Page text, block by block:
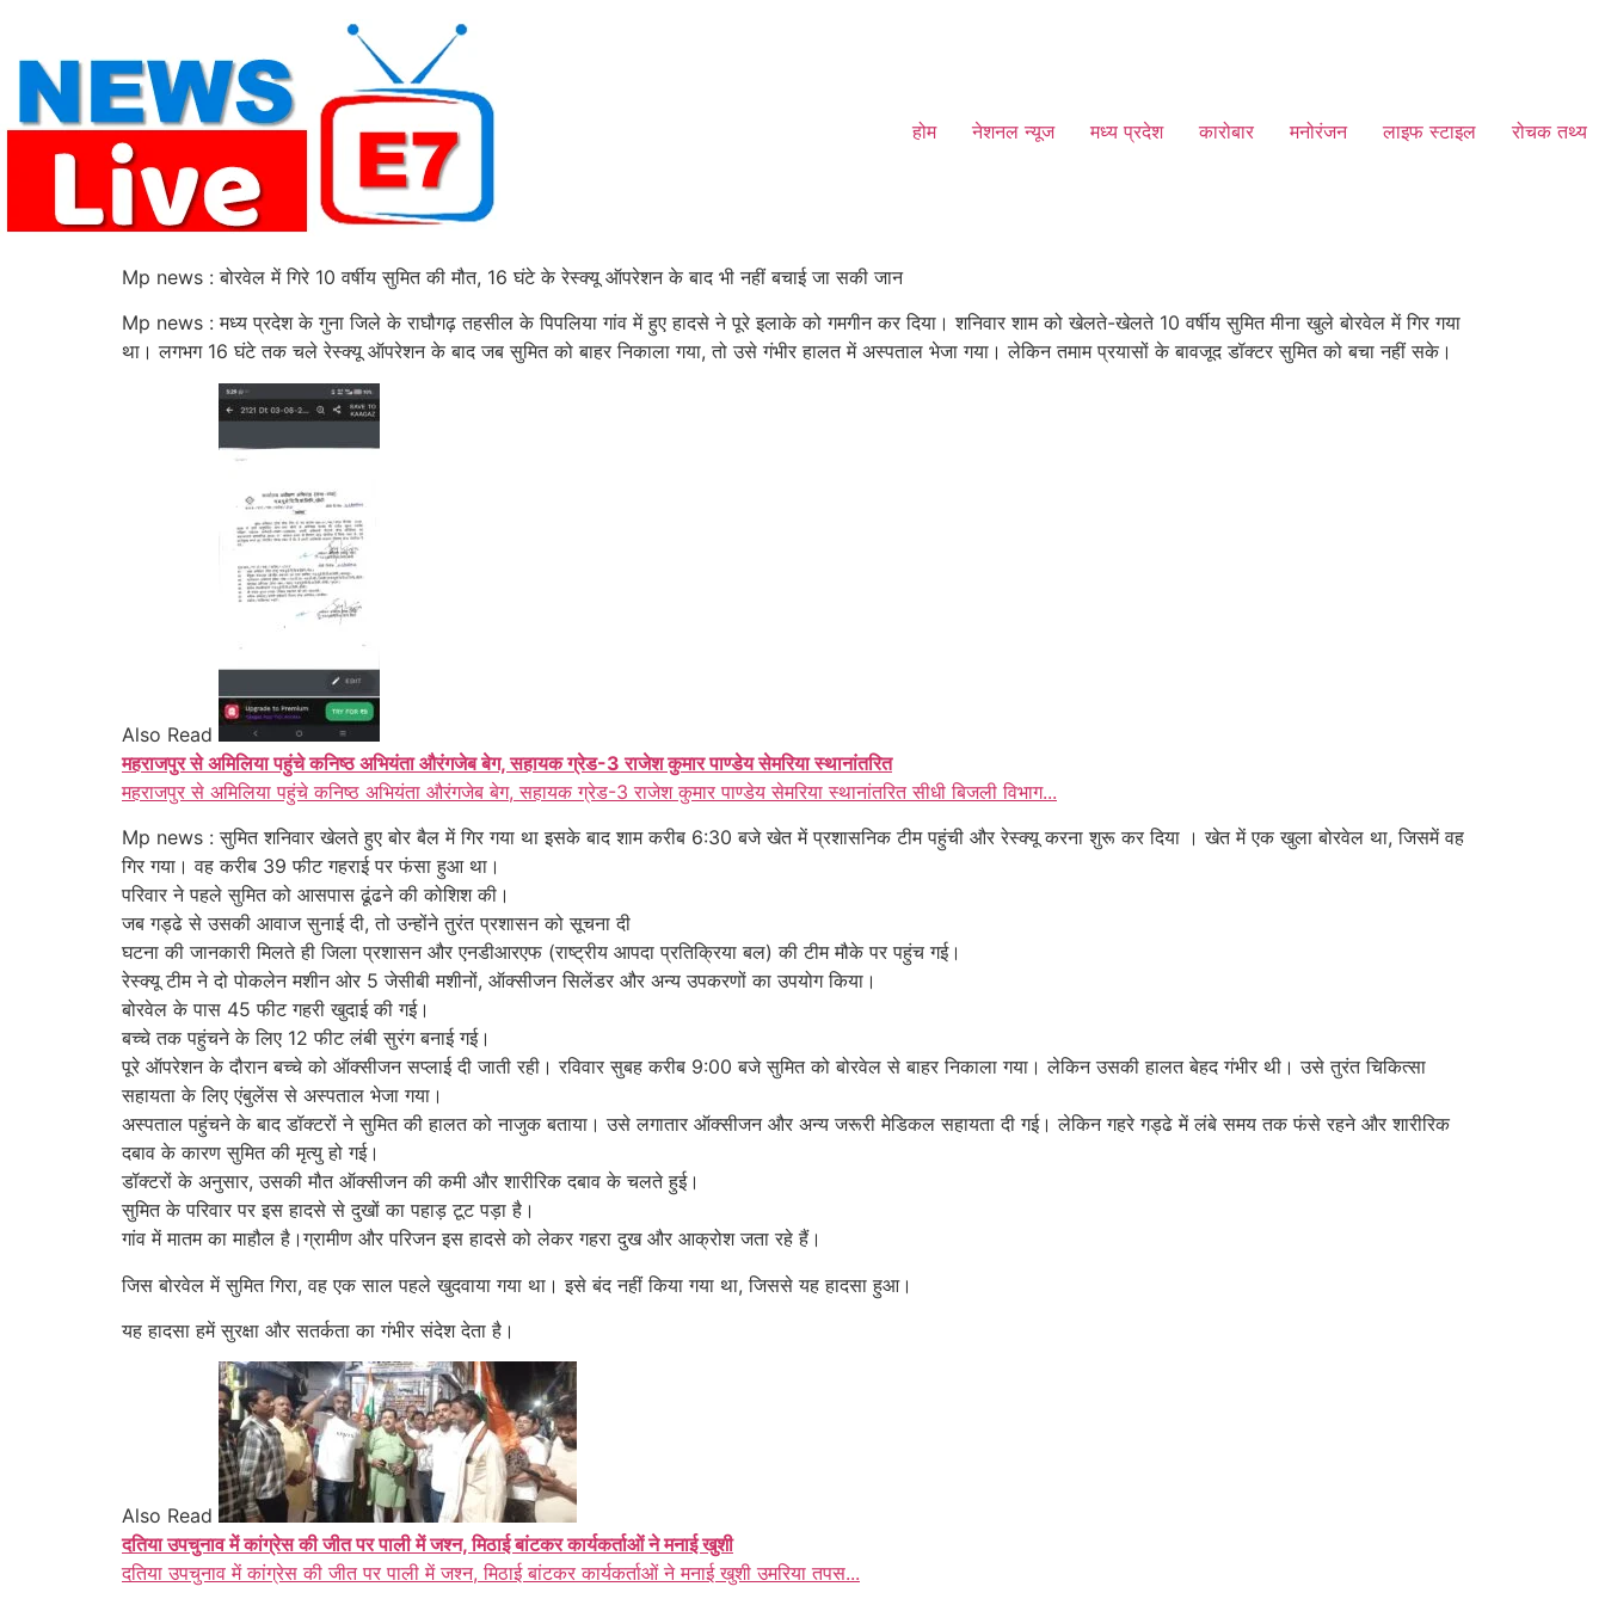
content
होम नेशनल न्यूज मध्य प्रदेश कारोबार मनोरंजन लाइफ स्टाइल रोचक तथ्य
Mp news : बोरवेल में गिरे 10 वर्षीय सुमित की मौत, 16 घंटे के रेस्क्यू ऑपरेशन के बाद भी नहीं बचाई जा सकी जान
Mp news : मध्य प्रदेश के गुना जिले के राघौगढ़ तहसील के पिपलिया गांव में हुए हादसे ने पूरे इलाके को गमगीन कर दिया। शनिवार शाम को खेलते-खेलते 10 वर्षीय सुमित मीना खुले बोरवेल में गिर गया
था। लगभग 16 घंटे तक चले रेस्क्यू ऑपरेशन के बाद जब सुमित को बाहर निकाला गया, तो उसे गंभीर हालत में अस्पताल भेजा गया। लेकिन तमाम प्रयासों के बावजूद डॉक्टर सुमित को बचा नहीं सके।
Also Read
महराजपुर से अमिलिया पहुंचे कनिष्ठ अभियंता औरंगजेब बेग, सहायक ग्रेड-3 राजेश कुमार पाण्डेय सेमरिया स्थानांतरित
महराजपुर से अमिलिया पहुंचे कनिष्ठ अभियंता औरंगजेब बेग, सहायक ग्रेड-3 राजेश कुमार पाण्डेय सेमरिया स्थानांतरित सीधी बिजली विभाग...
Mp news : सुमित शनिवार खेलते हुए बोर बैल में गिर गया था इसके बाद शाम करीब 6:30 बजे खेत में प्रशासनिक टीम पहुंची और रेस्क्यू करना शुरू कर दिया । खेत में एक खुला बोरवेल था, जिसमें वह
गिर गया। वह करीब 39 फीट गहराई पर फंसा हुआ था।
परिवार ने पहले सुमित को आसपास ढूंढने की कोशिश की।
जब गड्ढे से उसकी आवाज सुनाई दी, तो उन्होंने तुरंत प्रशासन को सूचना दी
घटना की जानकारी मिलते ही जिला प्रशासन और एनडीआरएफ (राष्ट्रीय आपदा प्रतिक्रिया बल) की टीम मौके पर पहुंच गई।
रेस्क्यू टीम ने दो पोकलेन मशीन ओर 5 जेसीबी मशीनों, ऑक्सीजन सिलेंडर और अन्य उपकरणों का उपयोग किया।
बोरवेल के पास 45 फीट गहरी खुदाई की गई।
बच्चे तक पहुंचने के लिए 12 फीट लंबी सुरंग बनाई गई।
पूरे ऑपरेशन के दौरान बच्चे को ऑक्सीजन सप्लाई दी जाती रही। रविवार सुबह करीब 9:00 बजे सुमित को बोरवेल से बाहर निकाला गया। लेकिन उसकी हालत बेहद गंभीर थी। उसे तुरंत चिकित्सा
सहायता के लिए एंबुलेंस से अस्पताल भेजा गया।
अस्पताल पहुंचने के बाद डॉक्टरों ने सुमित की हालत को नाजुक बताया। उसे लगातार ऑक्सीजन और अन्य जरूरी मेडिकल सहायता दी गई। लेकिन गहरे गड्ढे में लंबे समय तक फंसे रहने और शारीरिक
दबाव के कारण सुमित की मृत्यु हो गई।
डॉक्टरों के अनुसार, उसकी मौत ऑक्सीजन की कमी और शारीरिक दबाव के चलते हुई।
सुमित के परिवार पर इस हादसे से दुखों का पहाड़ टूट पड़ा है।
गांव में मातम का माहौल है।ग्रामीण और परिजन इस हादसे को लेकर गहरा दुख और आक्रोश जता रहे हैं।
जिस बोरवेल में सुमित गिरा, वह एक साल पहले खुदवाया गया था। इसे बंद नहीं किया गया था, जिससे यह हादसा हुआ।
यह हादसा हमें सुरक्षा और सतर्कता का गंभीर संदेश देता है।
Also Read
दतिया उपचुनाव में कांग्रेस की जीत पर पाली में जश्न, मिठाई बांटकर कार्यकर्ताओं ने मनाई खुशी
दतिया उपचुनाव में कांग्रेस की जीत पर पाली में जश्न, मिठाई बांटकर कार्यकर्ताओं ने मनाई खुशी उमरिया तपस...